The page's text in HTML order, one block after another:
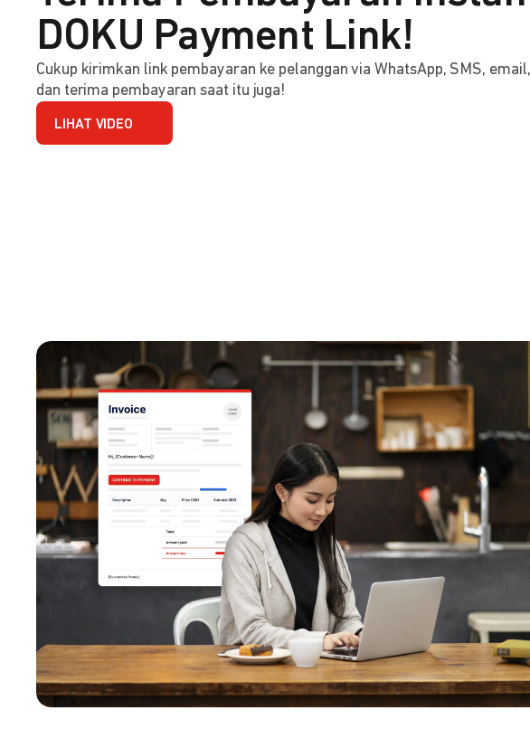
DOKU Payment Link!
Cukup kirimkan link pembayaran ke pelanggan via WhatsApp, SMS,
dan terima pembayaran saat itu juga!
LIHAT VIDEO